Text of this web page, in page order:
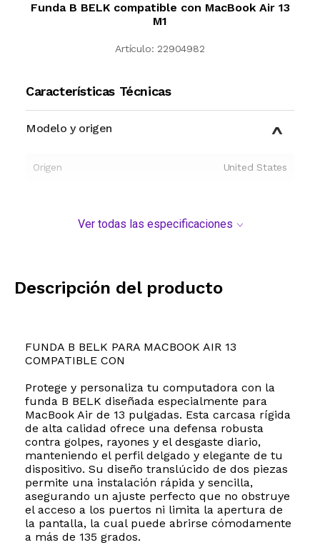
Funda B BELK compatible con MacBook Air 13
M1
Artículo: 22904982
Características Técnicas
Modelo y origen
Origen United States
Ver todas las especificaciones
Descripción del producto
FUNDA B BELK PARA MACBOOK AIR 13
COMPATIBLE CON
Protege y personaliza tu computadora con la
funda B BELK diseñada especialmente para
MacBook Air de 13 pulgadas. Esta carcasa rígida
de alta calidad ofrece una defensa robusta
contra golpes, rayones y el desgaste diario,
manteniendo el perfil delgado y elegante de tu
dispositivo. Su diseño translúcido de dos piezas
permite una instalación rápida y sencilla,
asegurando un ajuste perfecto que no obstruye
el acceso a los puertos ni limita la apertura de
la pantalla, la cual puede abrirse cómodamente
a más de 135 grados.